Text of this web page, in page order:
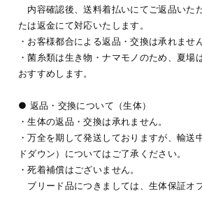
内容確認後、送料着払いにてご返品いた
たは返金にて対応いたします。
・お客様都合による返品・交換は承れません
・菌糸類は生き物・ナマモノのため、夏場
おすすめします。
● 返品・交換について（生体）
・生体の返品・交換は承れません。
・万全を期して発送しておりますが、輸送
ドダウン）についてはご了承ください。
・死着補償はございません。
ブリード品につきましては、生体保証オ